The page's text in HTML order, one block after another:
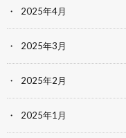
2025年4月
2025年3月
2025年2月
2025年1月